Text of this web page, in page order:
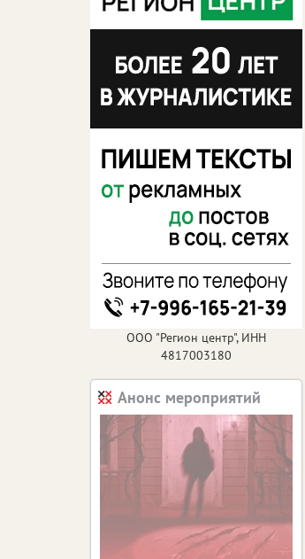
ООО "Регион центр", ИНН
4817003180
Анонс мероприятий